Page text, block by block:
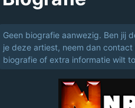
Geen biografie aanwezig. Ben jij
je deze artiest, neem dan
biografie of extra informatie wilt